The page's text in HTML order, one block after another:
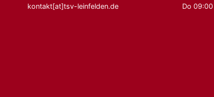
kontakt[at]tsv-leinfelden.de
Do